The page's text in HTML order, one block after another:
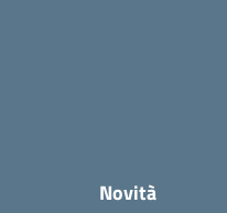
Novità